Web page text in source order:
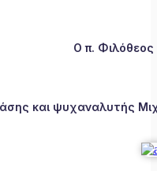
Ο π.
και ψυχαναλυτής